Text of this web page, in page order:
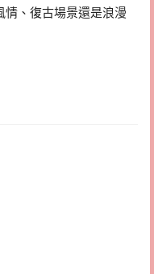
情、復古場景還是浪漫